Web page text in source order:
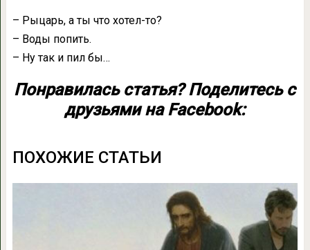
– Рыцарь, а ты что хотел-то?
– Воды попить.
– Ну так и пил бы…
Понравилась статья? Поделитесь с
друзьями на Facebook:
ПОХОЖИЕ СТАТЬИ